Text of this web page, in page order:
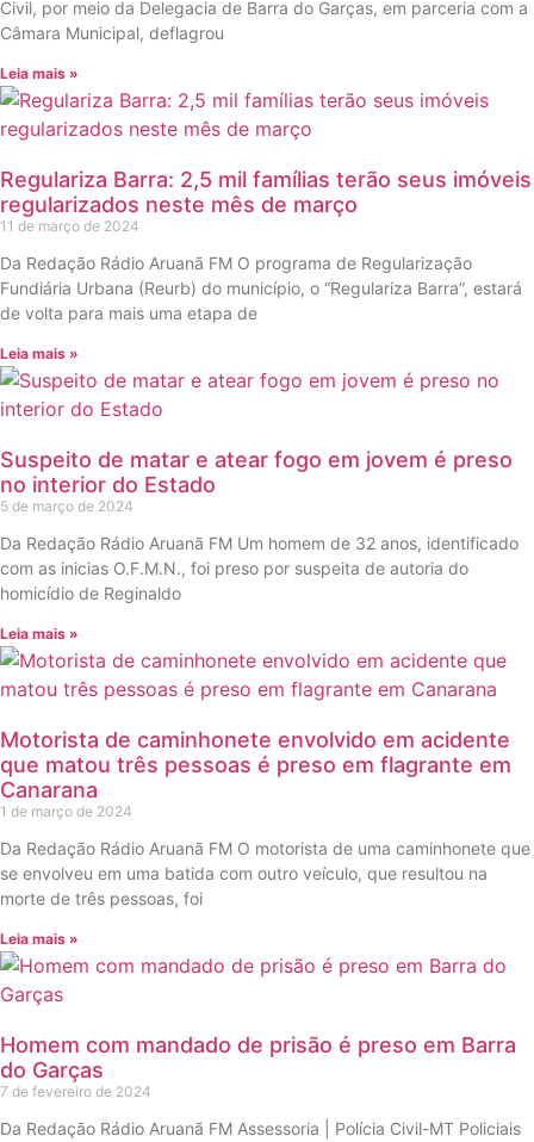
Civil, por meio da Delegacia de Barra do Garças, em parceria com a
Câmara Municipal, deflagrou
Leia mais »
Regulariza Barra: 2,5 mil famílias terão seus imóveis
regularizados neste mês de março
11 de março de 2024
Da Redação Rádio Aruanã FM O programa de Regularização
Fundiária Urbana (Reurb) do município, o “Regulariza Barra”, estará
de volta para mais uma etapa de
Leia mais »
Suspeito de matar e atear fogo em jovem é preso
no interior do Estado
5 de março de 2024
Da Redação Rádio Aruanã FM Um homem de 32 anos, identificado
com as inicias O.F.M.N., foi preso por suspeita de autoria do
homicídio de Reginaldo
Leia mais »
Motorista de caminhonete envolvido em acidente
que matou três pessoas é preso em flagrante em
Canarana
1 de março de 2024
Da Redação Rádio Aruanã FM O motorista de uma caminhonete que
se envolveu em uma batida com outro veículo, que resultou na
morte de três pessoas, foi
Leia mais »
Homem com mandado de prisão é preso em Barra
do Garças
7 de fevereiro de 2024
Da Redação Rádio Aruanã FM Assessoria | Polícia Civil-MT Policiais